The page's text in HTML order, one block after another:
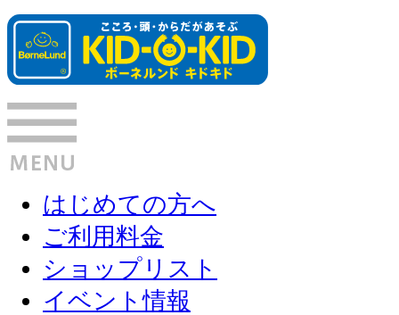
はじめての方へ
ご利用料金
ショップリスト
イベント情報